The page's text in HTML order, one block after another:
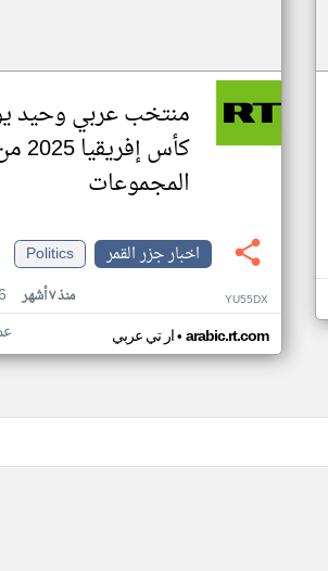
منتخب عربي وحيد
كأس
المجموعات
اخبار جزر القمر
Politics
منذ ٧ أشهر YU55DX
ار تي عربي• arabic.rt.com